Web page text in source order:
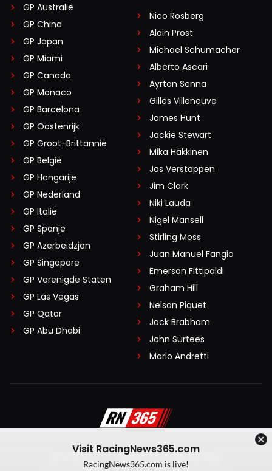
GP Australië
GP China
GP Japan
GP Miami
GP Canada
GP Monaco
GP Barcelona
GP Oostenrijk
GP Groot-Brittannië
GP België
GP Hongarije
GP Nederland
GP Italië
GP Spanje
GP Azerbeidzjan
GP Singapore
GP Verenigde Staten
GP Las Vegas
GP Qatar
GP Abu Dhabi
Nico Rosberg
Alain Prost
Michael Schumacher
Alberto Ascari
Ayrton Senna
Gilles Villeneuve
James Hunt
Jackie Stewart
Mika Häkkinen
Jos Verstappen
Jim Clark
Niki Lauda
Nigel Mansell
Stirling Moss
Juan Manuel Fangio
Emerson Fittipaldi
Graham Hill
Nelson Piquet
Jack Brabham
John Surtees
Mario Andretti
Algemene voorwaarden
Visit RacingNews365.com
RacingNews365.com is live!